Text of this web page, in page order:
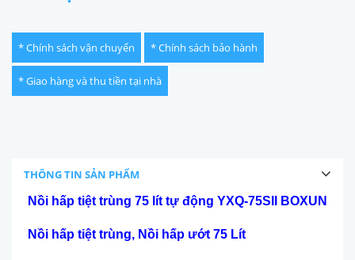
* Chính sách vận chuyển * Chính sách bảo hành
* Giao hàng và thu tiền tại nhà
THÔNG TIN SẢN PHẨM
Nồi hấp tiệt trùng 75 lít tự động YXQ-75SII BOXUN
Nồi hấp tiệt trùng, Nồi hấp ướt 75 Lít